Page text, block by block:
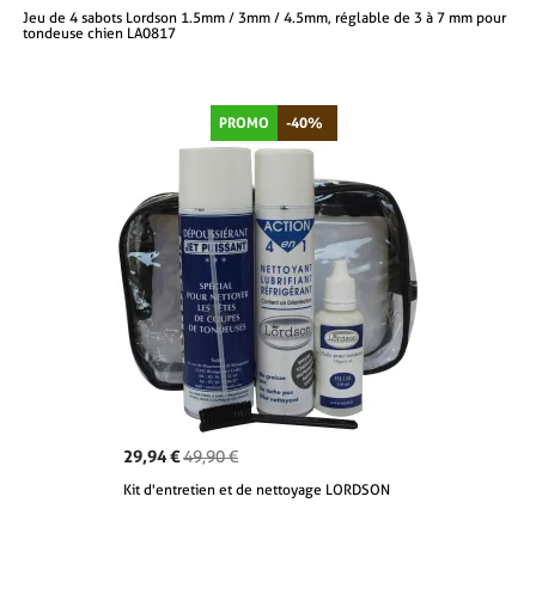
Jeu de 4 sabots Lordson 1.5mm / 3mm / 4.5mm, réglable de 3 à 7 mm pour
tondeuse chien LA0817
PROMO -40%
29,94 €49,90 €
Kit d'entretien et de nettoyage LORDSON